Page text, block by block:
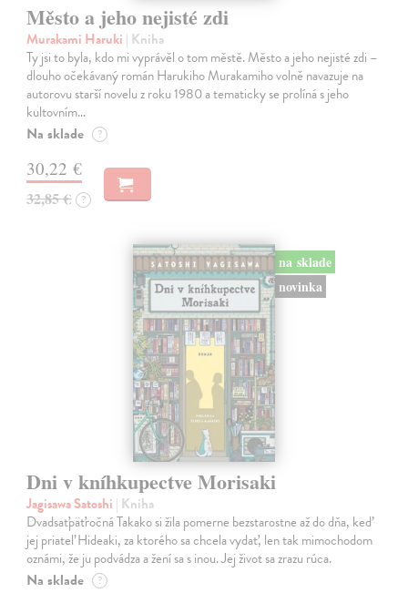
Město a jeho nejisté zdi
Murakami Haruki | Kniha
Ty jsi to byla, kdo mi vyprávěl o tom městě. Město a jeho nejisté zdi –
dlouho očekávaný román Harukiho Murakamiho volně navazuje na
autorovu starší novelu z roku 1980 a tematicky se prolíná s jeho
kultovním…
Na sklade ?
30,22 €
32,85 € ?
na sklade
novinka
Dni v kníhkupectve Morisaki
Jagisawa Satoshi | Kniha
Dvadsaťpäťročná Takako si žila pomerne bezstarostne až do dňa, keď
jej priateľ Hideaki, za ktorého sa chcela vydať, len tak mimochodom
oznámi, že ju podvádza a žení sa s inou. Jej život sa zrazu rúca.
Na sklade ?